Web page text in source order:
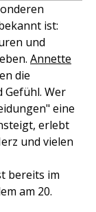
ist:
und
Annette
die
Gefühl. Wer
eine
erlebt
und vielen
bereits im
am 20.